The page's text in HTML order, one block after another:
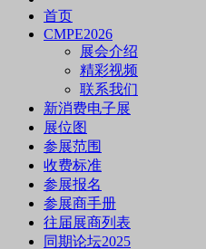
首页
CMPE2026
展会介绍
精彩视频
联系我们
新消费电子展
展位图
参展范围
收费标准
参展报名
参展商手册
往届展商列表
同期论坛2025